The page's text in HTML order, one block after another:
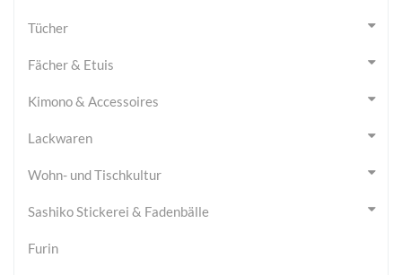
Tücher
Fächer & Etuis
Kimono & Accessoires
Lackwaren
Wohn- und Tischkultur
Sashiko Stickerei & Fadenbälle
Furin